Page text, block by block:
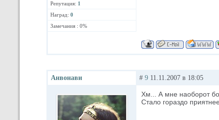
Репутация: 1
Наград: 0
Замечания : 0%
Анвонави # 9 11.11.2007 в 18:05
Хм... А мне наоборот
Стало гораздо